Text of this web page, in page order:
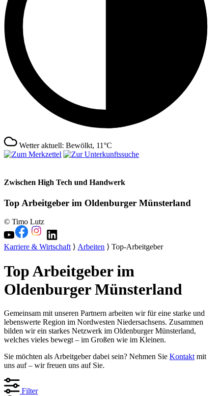
Wetter aktuell: Bewölkt, 11°C
Zwischen High Tech und Handwerk
Top Arbeitgeber im Oldenburger Münsterland
© Timo Lutz
Karriere & Wirtschaft⟩ Arbeiten ⟩ Top-Arbeitgeber
Top Arbeitgeber im
Oldenburger Münsterland
Gemeinsam mit unseren Partnern arbeiten wir für eine starke und
lebenswerte Region im Nordwesten Niedersachsens. Zusammen
bilden wir ein starkes Netzwerk im Oldenburger Münsterland,
welches vieles bewegt – im Großen wie im Kleinen.
Sie möchten als Arbeitgeber dabei sein? Nehmen Sie Kontakt mit
uns auf – wir freuen uns auf Sie.
Filter